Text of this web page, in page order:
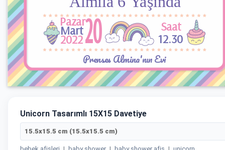
Unicorn Tasarımlı 15X15 Davetiye
15.5x15.5 cm (15.5x15.5 cm)